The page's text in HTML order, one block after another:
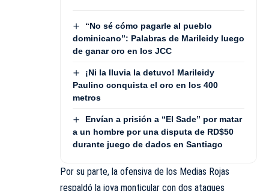
“No sé cómo pagarle al pueblo
dominicano”: Palabras de Marileidy luego
de ganar oro en los JCC
¡Ni la lluvia la detuvo! Marileidy
Paulino conquista el oro en los 400
metros
Envían a prisión a “El Sade” por matar
a un hombre por una disputa de RD$50
durante juego de dados en Santiago
Por su parte, la ofensiva de los Medias Rojas
respaldó la joya monticular con dos ataques